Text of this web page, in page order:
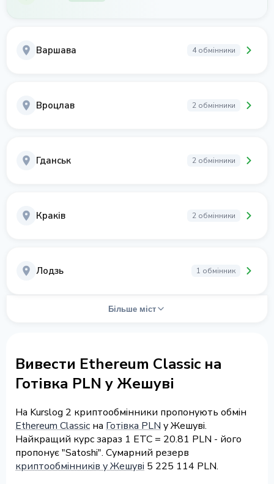
Варшава 4 обмінники
Вроцлав 2 обмінники
Гданськ 2 обмінники
Краків 2 обмінники
Лодзь 1 обмінник
Більше міст
Вивести Ethereum Classic на
Готівка PLN у Жешуві
На Kurslog 2 криптообмінники пропонують обмін
Ethereum Classic на Готівка PLN у Жешуві.
Найкращий курс зараз 1 ETC = 20.81 PLN - його
пропонує "Satoshi". Сумарний резерв
криптообмінників у Жешуві 5 225 114 PLN.